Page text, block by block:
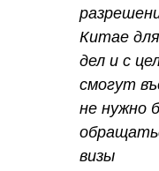
Китае
дел и с
смогут
не нужно
визы